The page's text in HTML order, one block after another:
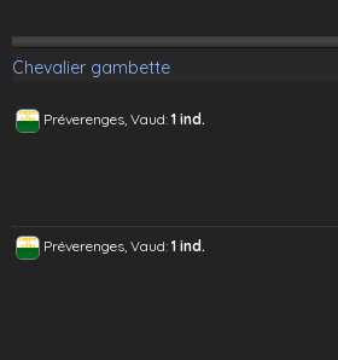
Chevalier gambette
Préverenges, Vaud: 1 ind.
Préverenges, Vaud: 1 ind.